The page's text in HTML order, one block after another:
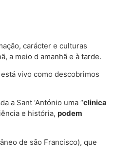
carácter e culturas
a meio d amanhã e à tarde.
vivo como descobrimos
a Sant ‘António uma “clinica
e história, podem
de são Francisco), que